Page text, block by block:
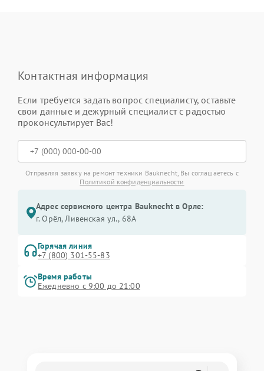
Контактная информация
Если требуется задать вопрос специалисту, оставьте
свои данные и дежурный специалист с радостью
проконсультирует Вас!
Отправляя заявку на ремонт техники Bauknecht, Вы соглашаетесь с
Политикой конфиденциальности
Адрес сервисного центра Bauknecht в Орле:
г. Орёл, Ливенская ул., 68А
Горячая линия
+7 (800) 301-55-83
Время работы
Ежедневно с 9:00 до 21:00